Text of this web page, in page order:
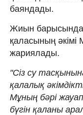
баяндады.
Жиын
қаласының әкімі
жариялады.
"Сіз су
қалалық
Мұның бәрі
бүгін қаланы